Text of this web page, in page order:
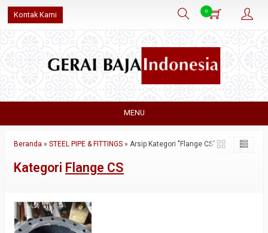
Kontak Kami 0
MENU
Beranda » STEEL PIPE & FITTINGS » Arsip Kategori "Flange CS"
Kategori Flange CS